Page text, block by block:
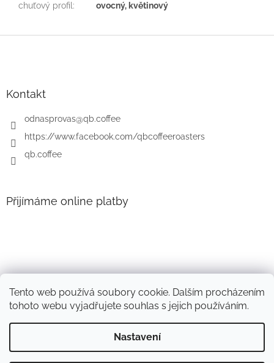
Tento web používá soubory cookie. Dalším procházením
tohoto webu vyjadřujete souhlas s jejich používáním.
Nastavení
chuťový profil: ovocný, květinový
Kontakt
odnasprovas@qb.coffee
https://www.facebook.com/qbcoffeeroasters
qb.coffee
Přijímáme online platby
Vytvořil Shoptet